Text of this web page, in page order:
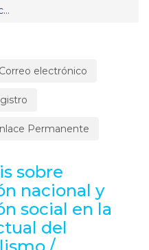
electrónico
Permanente
sobre
nacional y
social en la
del